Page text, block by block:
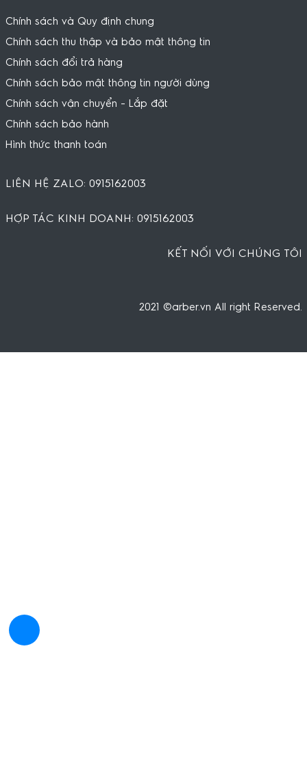
Chính sách và Quy định chung
Chính sách thu thập và bảo mật thông tin
Chính sách đổi trả hàng
Chính sách bảo mật thông tin người dùng
Chính sách vận chuyển - Lắp đặt
Chính sách bảo hành
Hình thức thanh toán
LIÊN HỆ ZALO: 0915162003
HỢP TÁC KINH DOANH: 0915162003
KẾT NỐI VỚI CHÚNG TÔI
2021 ©arber.vn All right Reserved.